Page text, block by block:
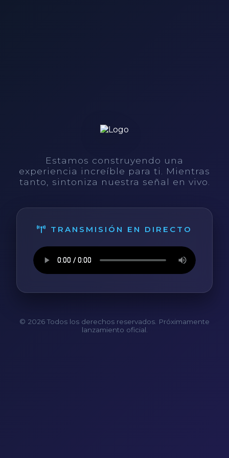
Estamos construyendo una
experiencia increíble para ti. Mientras
tanto, sintoniza nuestra señal en vivo.
TRANSMISIÓN EN DIRECTO
© 2026 Todos los derechos reservados. Próximamente
lanzamiento oficial.